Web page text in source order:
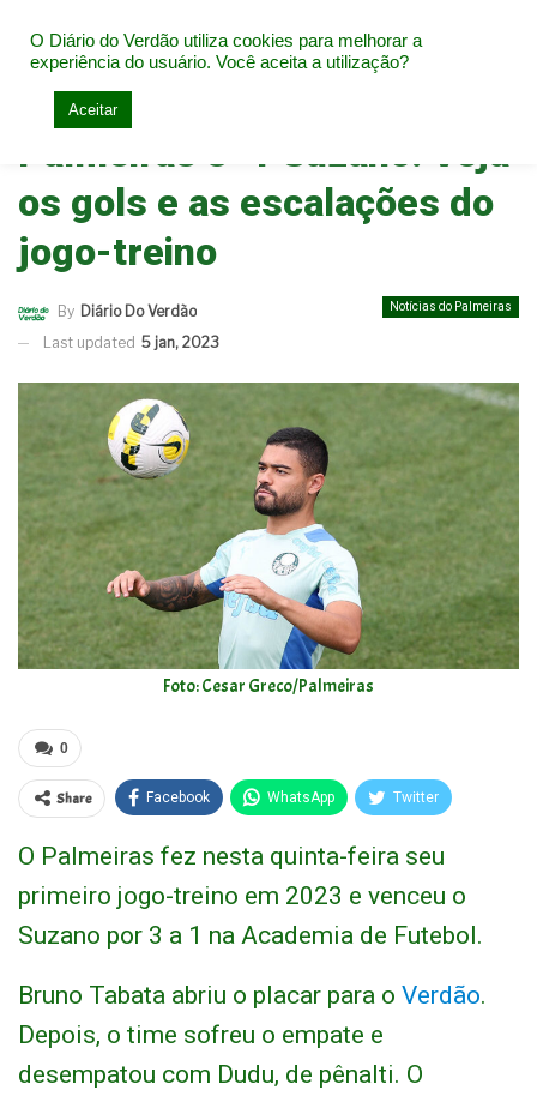
Home Notícias do Palmeiras
Palmeiras 3×1 Suzano: Veja
os gols e as escalações do
jogo-treino
Notícias do Palmeiras
By Diário Do Verdão
Last updated 5 jan, 2023
Foto: Cesar Greco/Palmeiras
0
Share Facebook WhatsApp Twitter
O Palmeiras fez nesta quinta-feira seu
primeiro jogo-treino em 2023 e venceu o
Suzano por 3 a 1 na Academia de Futebol.
Bruno Tabata abriu o placar para o Verdão.
Depois, o time sofreu o empate e
desempatou com Dudu, de pênalti. O
O Diário do Verdão utiliza cookies para melhorar a
experiência do usuário. Você aceita a utilização?
Aceitar